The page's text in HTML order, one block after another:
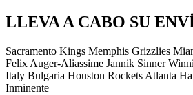
LLEVA A CABO SU
Sacramento Kings Memphis Grizzlies
Felix Auger-Aliassime Jannik Sinner
Italy Bulgaria Houston Rockets Atlanta
Inminente